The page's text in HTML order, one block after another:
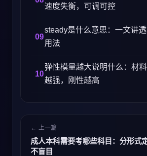
速度失衡，可调可控
steady是什么意思：一文讲
用法
弹性模量越大说明什么：材
越强，刚性越高
← 上一篇
成人本科需要考哪些科目：分形式
不盲目